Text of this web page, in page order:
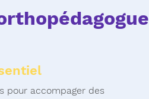
pour accompager des